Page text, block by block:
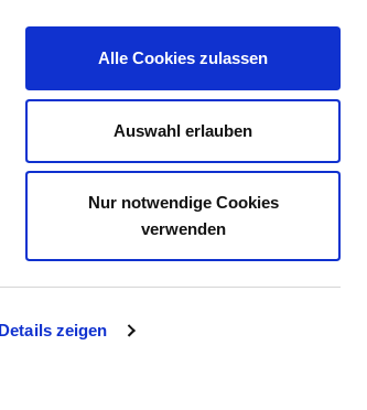
Details zeigen
Alle Cookies zulassen
Auswahl erlauben
Nur notwendige Cookies
verwenden
KONTAKT IHRE MEINUNG
STANDORT